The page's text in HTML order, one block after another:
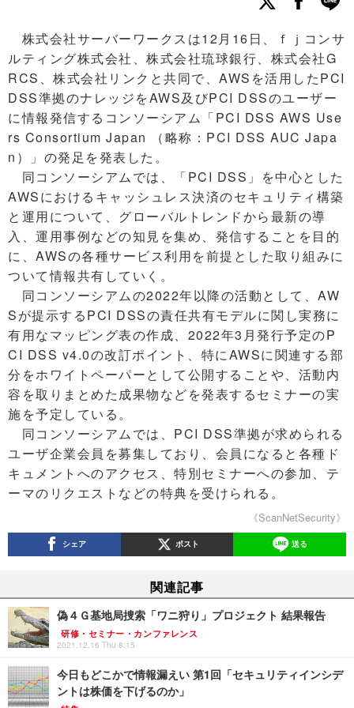
株式会社サーバーワークスは12月16日、ｆｊコンサ
ルティング株式会社、株式会社琉球銀行、株式会社G
RCS、株式会社リンクと共同で、AWSを活用したPCI
DSS準拠のナレッジをAWS及びPCI DSSのユーザー
に情報発信するコンソーシアム「PCI DSS AWS Use
rs Consortium Japan （略称：PCI DSS AUC Japa
n）」の発足を発表した。
同コンソーシアムでは、「PCI DSS」を中心とした
AWSにおけるキャッシュレス決済のセキュリティ構築
と運用について、グローバルトレンドから最新の導
入、運用事例などの知⾒を集め、発信することを目的
に、AWSの各種サービス利用を前提とした取り組みに
ついて情報共有していく。
同コンソーシアムの2022年以降の活動として、AW
Sが提示するPCI DSSの責任共有モデルに関し実務に
有用なマッピング表の作成、2022年3月発行予定のP
CI DSS v4.0の改訂ポイント、特にAWSに関連する部
分をホワイトペーパーとして公開することや、活動内
容を取りまとめた成果物などを発表するセミナーの実
施を予定している。
同コンソーシアムでは、PCI DSS準拠が求められる
ユーザ企業会員を募集しており、会員になると各種ド
キュメントへのアクセス、特別セミナーへの参加、テ
ーマのリクエストなどの特典を受けられる。
《ScanNetSecurity》
シェア ポスト 送る
関連記事
偽４Ｇ基地局捜索「ワニ狩り」プロジェクト 結果報告
研修・セミナー・カンファレンス
2021.12.16 Thu 8:15
今日もどこかで情報漏えい 第1回「セキュリティインシデ
ントは株価を下げるのか」